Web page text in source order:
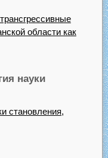
области как
науки
становления,